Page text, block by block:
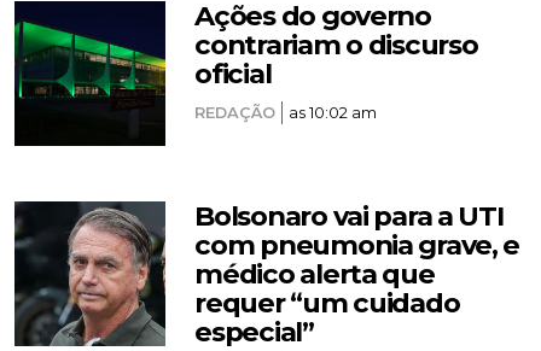
Ações do governo
contrariam o discurso
oficial
REDAÇÃO as 10:02 am
Bolsonaro vai para a UTI
com pneumonia grave, e
médico alerta que
requer “um cuidado
especial”